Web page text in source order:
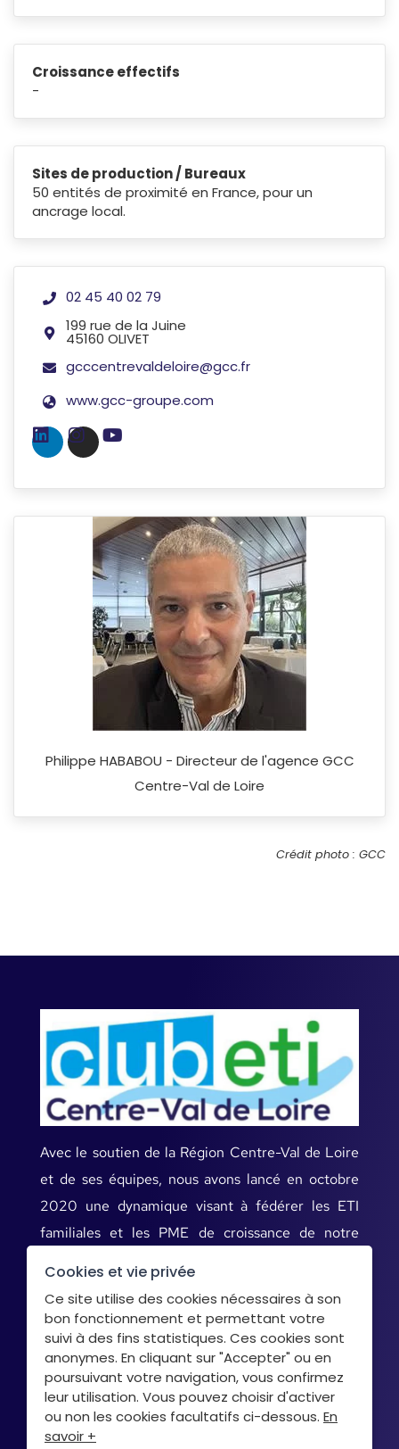
Croissance effectifs
-
Sites de production / Bureaux
50 entités de proximité en France, pour un
ancrage local.
02 45 40 02 79
199 rue de la Juine
45160 OLIVET
gcccentrevaldeloire@gcc.fr
www.gcc-groupe.com
Philippe HABABOU - Directeur de l'agence GCC
Centre-Val de Loire
Crédit photo : GCC
Avec le soutien de la Région Centre-Val de Loire
et de ses équipes, nous avons lancé en octobre
2020 une dynamique visant à fédérer les ETI
familiales et les PME de croissance de notre
Mentions légales
Données personnelles
Cookies
Cookies et vie privée
Ce site utilise des cookies nécessaires à son
bon fonctionnement et permettant votre
suivi à des fins statistiques. Ces cookies sont
anonymes. En cliquant sur "Accepter" ou en
poursuivant votre navigation, vous confirmez
leur utilisation. Vous pouvez choisir d'activer
ou non les cookies facultatifs ci-dessous. En
savoir +